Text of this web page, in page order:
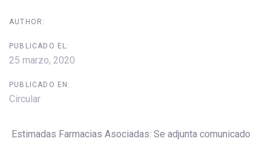
AUTHOR:
PUBLICADO EL:
25 marzo, 2020
PUBLICADO EN:
Circular
Estimadas Farmacias Asociadas: Se adjunta comunicado